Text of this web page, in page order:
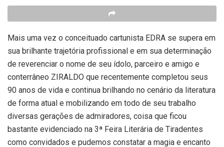
Mais uma vez o conceituado cartunista EDRA se supera em
sua brilhante trajetória profissional e em sua determinação
de reverenciar o nome de seu ídolo, parceiro e amigo e
conterrâneo ZIRALDO que recentemente completou seus
90 anos de vida e continua brilhando no cenário da literatura
de forma atual e mobilizando em todo de seu trabalho
diversas gerações de admiradores, coisa que ficou
bastante evidenciado na 3ª Feira Literária de Tiradentes
como convidados e pudemos constatar a magia e encanto